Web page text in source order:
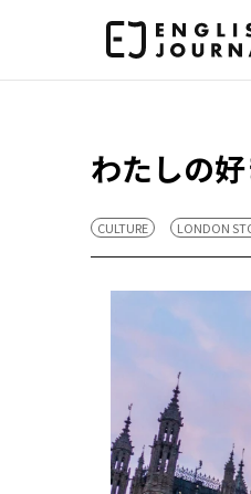
わたしの
CULTURE LONDON